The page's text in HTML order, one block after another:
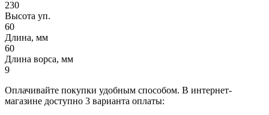
230
Высота уп.
60
Длина, мм
60
Длина ворса, мм
9
Оплачивайте покупки удобным способом. В интернет-
магазине доступно 3 варианта оплаты: